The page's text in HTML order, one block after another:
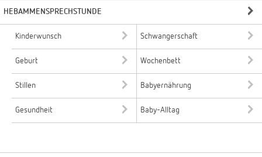
HEBAMMENSPRECHSTUNDE
Kinderwunsch Schwangerschaft
Geburt Wochenbett
Stillen Babyernährung
Gesundheit Baby-Alltag